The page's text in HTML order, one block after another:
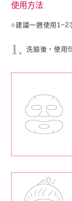
使用方法
○建議一週使用1~2
洗臉後，使用